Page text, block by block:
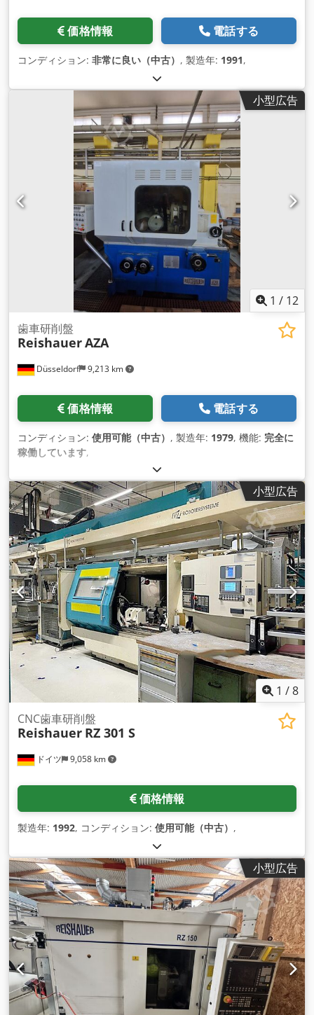
価格情報 電話する
コンディション: 非常に良い（中古） , 製造年: 1991,
小型広告
1 / 12
Düsseldorf 9,213 km
歯車研削盤
ReishauerAZA
価格情報 電話する
コンディション: 使用可能（中古） , 製造年: 1979, 機能: 完全に
稼働しています,
小型広告
1 /8
ドイツ 9,058 km
CNC歯車研削盤
Reishauer RZ 301 S
価格情報
製造年: 1992, コンディション: 使用可能（中古） ,
小型広告